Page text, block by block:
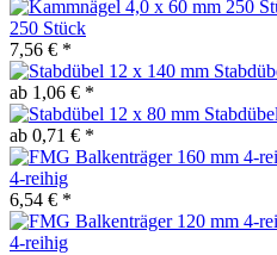
250 Stück
7,56 € *
ab 1,06 € *
ab 0,71 € *
4-reihig
6,54 € *
4-reihig